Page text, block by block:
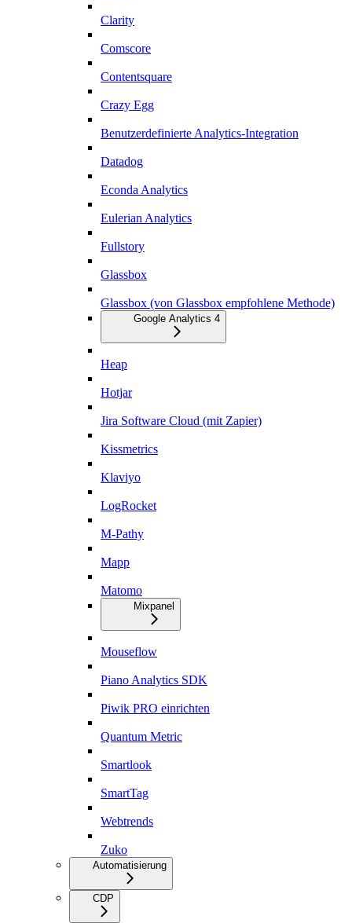
Clarity
Comscore
Contentsquare
Crazy Egg
Benutzerdefinierte Analytics-Integration
Datadog
Econda Analytics
Eulerian Analytics
Fullstory
Glassbox
Glassbox (von Glassbox empfohlene Methode)
Google Analytics 4
Heap
Hotjar
Jira Software Cloud (mit Zapier)
Kissmetrics
Klaviyo
LogRocket
M-Pathy
Mapp
Matomo
Mixpanel
Mouseflow
Piano Analytics SDK
Piwik PRO einrichten
Quantum Metric
Smartlook
SmartTag
Webtrends
Zuko
Automatisierung
CDP